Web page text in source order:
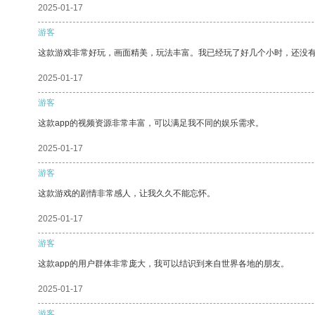
2025-01-17
游客
这款游戏非常好玩，画面精美，玩法丰富。我已经玩了好几个小时，还没
2025-01-17
游客
这款app的视频资源非常丰富，可以满足我不同的娱乐需求。
2025-01-17
游客
这款游戏的剧情非常感人，让我久久不能忘怀。
2025-01-17
游客
这款app的用户群体非常庞大，我可以结识到来自世界各地的朋友。
2025-01-17